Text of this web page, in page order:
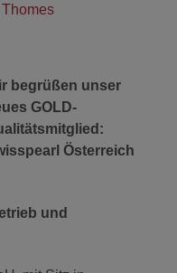
Thomes
begrüßen unser
GOLD-
Österreich
und